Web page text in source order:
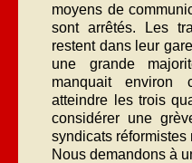
moyens de
sont arrêtés. Les
restent dans leur
une grande
manquait environ
atteindre les trois
considérer une
syndicats
Nous demandons à